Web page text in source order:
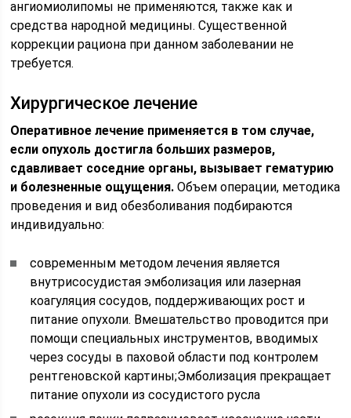
ангиомиолипомы не применяются, также как и
средства народной медицины. Существенной
коррекции рациона при данном заболевании не
требуется.
Хирургическое лечение
Оперативное лечение применяется в том случае,
если опухоль достигла больших размеров,
сдавливает соседние органы, вызывает гематурию
и болезненные ощущения. Объем операции, методика
проведения и вид обезболивания подбираются
индивидуально:
современным методом лечения является
внутрисосудистая эмболизация или лазерная
коагуляция сосудов, поддерживающих рост и
питание опухоли. Вмешательство проводится при
помощи специальных инструментов, вводимых
через сосуды в паховой области под контролем
рентгеновской картины;Эмболизация прекращает
питание опухоли из сосудистого русла